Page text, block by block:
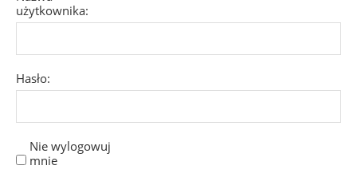
użytkownika:
Hasło:
Nie wylogowuj
mnie